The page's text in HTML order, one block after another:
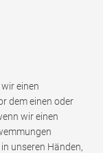
einen
dem einen oder
wir einen
unseren Händen,